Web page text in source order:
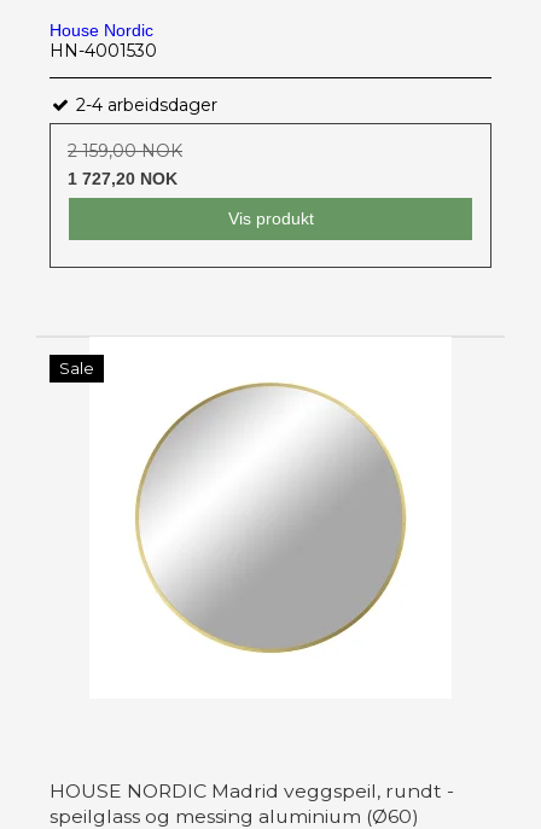
House Nordic
HN-4001530
2-4 arbeidsdager
2 159,00 NOK
1 727,20 NOK
Vis produkt
Sale
HOUSE NORDIC Madrid veggspeil, rundt -
speilglass og messing aluminium (Ø60)